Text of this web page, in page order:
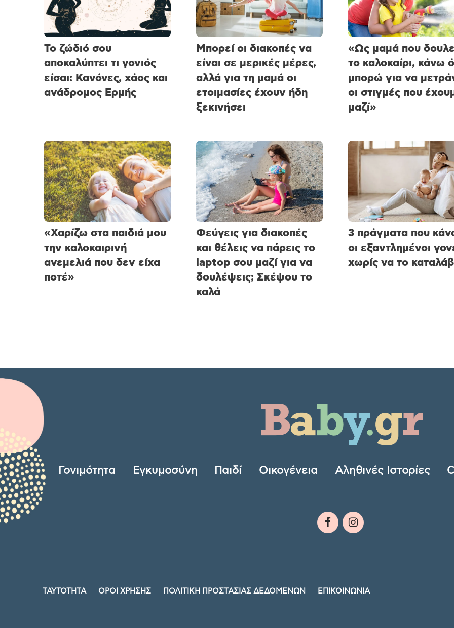
Το ζώδιό σου
αποκαλύπτει τι γονιός
είσαι: Κανόνες, χάος και
ανάδρομος Ερμής
Μπορεί οι διακοπές να
είναι σε μερικές μέρες,
αλλά για τη μαμά οι
ετοιμασίες έχουν ήδη
ξεκινήσει
«Ως μαμά που
το καλοκαίρι, κάνω
μπορώ για να
οι στιγμές που
μαζί»
«Χαρίζω στα παιδιά μου
την καλοκαιρινή
ανεμελιά που δεν είχα
ποτέ»
Φεύγεις για διακοπές
και θέλεις να πάρεις το
laptop σου μαζί για να
δουλέψεις; Σκέψου το
καλά
3 πράγματα που
οι εξαντλημένοι
χωρίς να το
Γονιμότητα Εγκυμοσύνη Παιδί Οικογένεια Αληθινές Ιστορίες
ΤΑΥΤΟΤΗΤΑ ΟΡΟΙ ΧΡΗΣΗΣ ΠΟΛΙΤΙΚΗ ΠΡΟΣΤΑΣΙΑΣ ΔΕΔΟΜΕΝΩΝ
ΕΠΙΚΟΙΝΩΝΙΑ